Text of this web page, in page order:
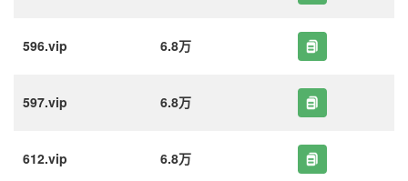
596.vip 6.8万
597.vip 6.8万
612.vip 6.8万